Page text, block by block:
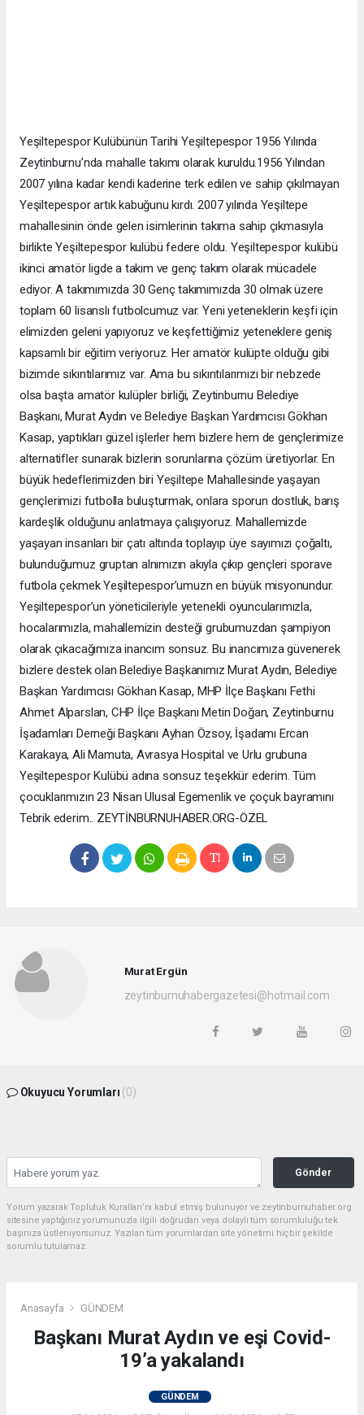
Yeşiltepespor Kulübünün Tarihi Yeşiltepespor 1956 Yılında
Zeytinburnu’nda mahalle takımı olarak kuruldu.1956 Yılından
2007 yılına kadar kendi kaderine terk edilen ve sahip çıkılmayan
Yeşiltepespor artık kabuğunu kırdı. 2007 yılında Yeşiltepe
mahallesinin önde gelen isimlerinin takıma sahip çıkmasıyla
birlikte Yeşiltepespor kulübü federe oldu. Yeşiltepespor kulübü
ikinci amatör ligde a takım ve genç takım olarak mücadele
ediyor. A takımımızda 30 Genç takımımızda 30 olmak üzere
toplam 60 lisanslı futbolcumuz var. Yeni yeteneklerin keşfi için
elimizden geleni yapıyoruz ve keşfettiğimiz yeteneklere geniş
kapsamlı bir eğitim veriyoruz. Her amatör kulüpte olduğu gibi
bizimde sıkıntılarımız var. Ama bu sıkıntılarımızı bir nebzede
olsa başta amatör kulüpler birliği, Zeytinburnu Belediye
Başkanı, Murat Aydın ve Belediye Başkan Yardımcısı Gökhan
Kasap, yaptıkları güzel işlerler hem bizlere hem de gençlerimize
alternatifler sunarak bizlerin sorunlarına çözüm üretiyorlar. En
büyük hedeflerimizden biri Yeşiltepe Mahallesinde yaşayan
gençlerimizi futbolla buluşturmak, onlara sporun dostluk, barış
kardeşlik olduğunu anlatmaya çalışıyoruz. Mahallemizde
yaşayan insanları bir çatı altında toplayıp üye sayımızı çoğaltı,
bulunduğumuz gruptan alnımızın akıyla çıkıp gençleri sporave
futbola çekmek Yeşiltepespor’umuzn en büyük misyonundur.
Yeşiltepespor’un yöneticileriyle yetenekli oyuncularımızla,
hocalarımızla, mahallemizin desteği grubumuzdan şampiyon
olarak çıkacağımıza inancım sonsuz. Bu inancımıza güvenerek
bizlere destek olan Belediye Başkanımız Murat Aydın, Belediye
Başkan Yardımcısı Gökhan Kasap, MHP İlçe Başkanı Fethi
Ahmet Alparslan, CHP İlçe Başkanı Metin Doğan, Zeytinburnu
İşadamları Derneği Başkanı Ayhan Özsoy, İşadamı Ercan
Karakaya, Ali Mamuta, Avrasya Hospital ve Urlu grubuna
Yeşiltepespor Kulübü adına sonsuz teşekkür ederim. Tüm
çocuklarımızın 23 Nisan Ulusal Egemenlik ve çoçuk bayramını
Tebrik ederim.. ZEYTİNBURNUHABER.ORG-ÖZEL
Murat Ergün
zeytinburnuhabergazetesi@hotmail.com
Okuyucu Yorumları (0)
Gönder
Yorum yazarak Topluluk Kuralları’nı kabul etmiş bulunuyor ve zeytinburnuhaber.org
sitesine yaptığınız yorumunuzla ilgili doğrudan veya dolaylı tüm sorumluluğu tek
başınıza üstleniyorsunuz. Yazılan tüm yorumlardan site yönetimi hiçbir şekilde
sorumlu tutulamaz.
Anasayfa GÜNDEM
Başkanı Murat Aydın ve eşi Covid-
19’a yakalandı
GÜNDEM